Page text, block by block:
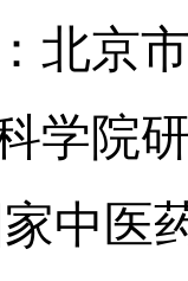
北京
学院
中医